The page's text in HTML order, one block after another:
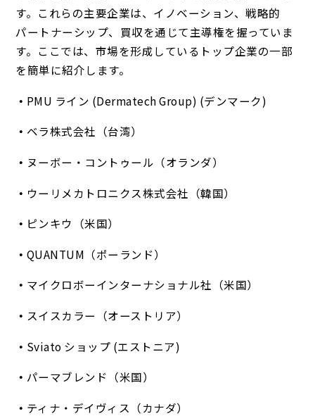
す。これらの主要企業は、イノベーション、戦略的
パートナーシップ、買収を通じて主導権を握っていま
す。ここでは、市場を形成しているトップ企業の一部
を簡単に紹介します。
PMU ライン (Dermatech Group) (デンマーク)
ベラ株式会社（台湾）
ヌーボー・コントゥール（オランダ）
ウーリメカトロニクス株式会社（韓国）
ピンキウ（米国）
QUANTUM（ポーランド）
マイクロボーインターナショナル社（米国）
スイスカラー（オーストリア）
Sviato ショップ (エストニア)
パーマブレンド（米国）
ティナ・デイヴィス（カナダ）